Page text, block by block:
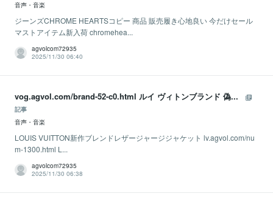
音声・音楽
ジーンズCHROME HEARTSコピー 商品 販売履き心地良い 今だけセール
マストアイテム新入荷 chromehea...
agvolcom72935
2025/11/30 06:40
vog.agvol.com/brand-52-c0.html ルイ ヴィトンブランド 偽...
記事
音声・音楽
LOUIS VUITTON新作ブレンドレザージャージジャケット lv.agvol.com/nu
m-1300.html L...
agvolcom72935
2025/11/30 06:38